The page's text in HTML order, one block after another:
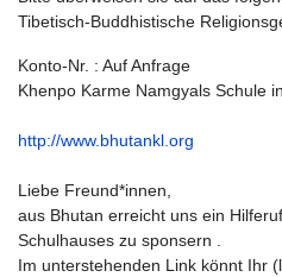
Tibetisch-Buddhistische
Konto-Nr. : Auf Anfrage
Khenpo Karme Namgyals Schule
http://www.bhutankl.org
Liebe Freund*innen,
aus Bhutan erreicht uns ein
Schulhauses zu sponsern .
Im unterstehenden Link könnt Ihr